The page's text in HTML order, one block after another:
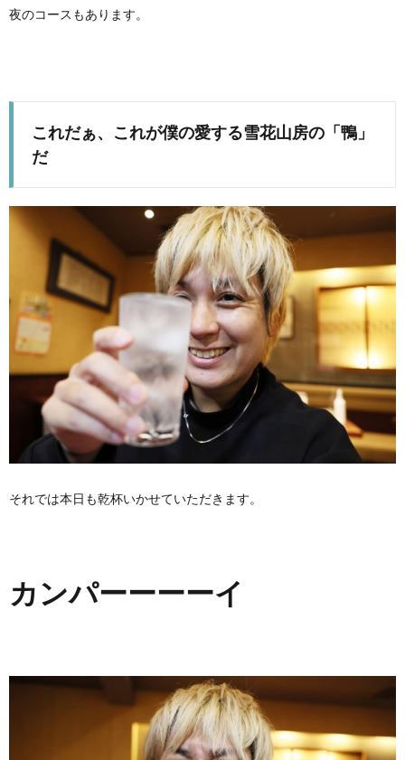
夜のコースもあります。
これだぁ、これが僕の愛する雪花山房の「鴨」
だ
それでは本日も乾杯いかせていただきます。
カンパーーーーイ